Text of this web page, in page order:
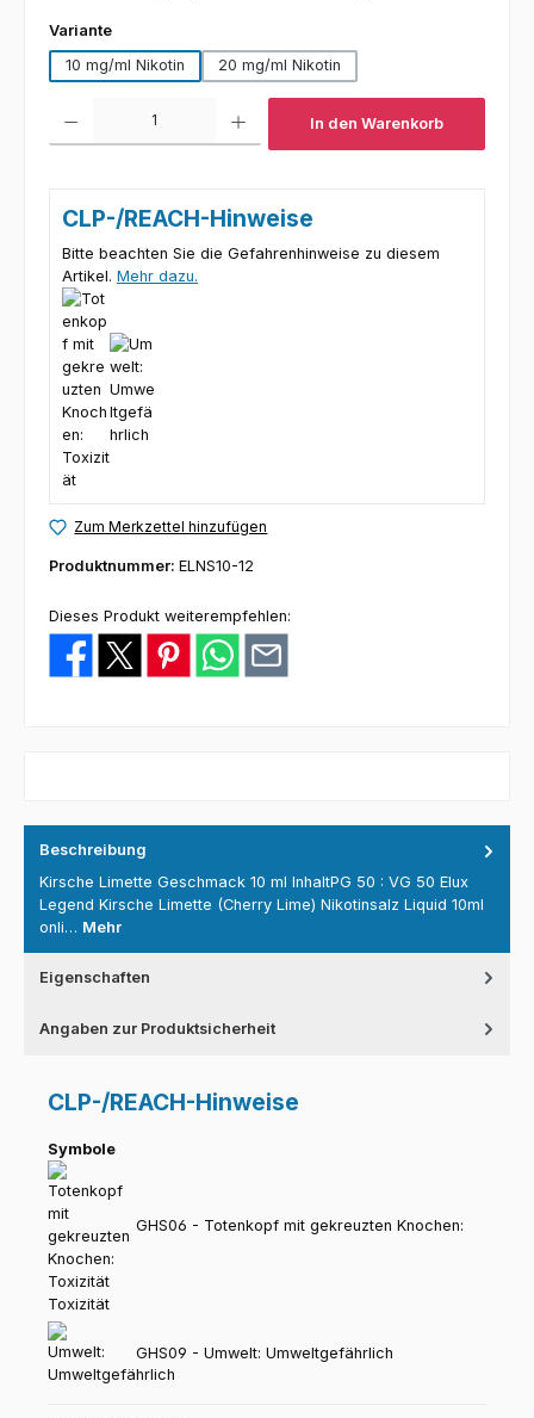
Varianteauswählen
10 mg/ml Nikotin
20 mg/ml Nikotin
In den Warenkorb
CLP-/REACH-Hinweise
Bitte beachten Sie die Gefahrenhinweise zu diesem
Artikel. Mehr dazu.
Zum Merkzettel hinzufügen
Produktnummer: ELNS10-12
Dieses Produkt weiterempfehlen:
Beschreibung
Kirsche Limette Geschmack 10 ml InhaltPG 50 : VG 50 Elux
Legend Kirsche Limette (Cherry Lime) Nikotinsalz Liquid 10ml
onli… Mehr
Eigenschaften
Angaben zur Produktsicherheit
CLP-/REACH-Hinweise
Symbole
GHS06 - Totenkopf mit gekreuzten Knochen:
Toxizität
GHS09 - Umwelt: Umweltgefährlich